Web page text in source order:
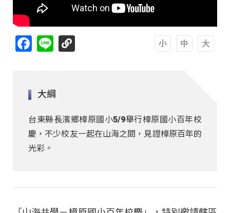
Facebook
Line
大綱
台東縣長濱鄉樟原國小5/9舉行樟原國小百年校
慶，不少校友一起在山海之間，見證樟原百年的
光彩。